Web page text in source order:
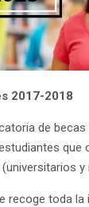
2017-2018
de
que
y
recoge toda